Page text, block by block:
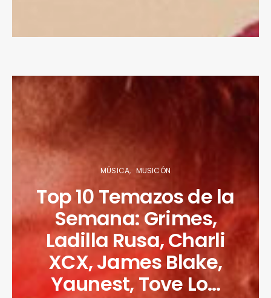
MÚSICA MUSICÓN
Top 10 Temazos de la
Semana: Grimes,
Ladilla Rusa, Charli
XCX, James Blake,
Yaunest, Tove Lo…